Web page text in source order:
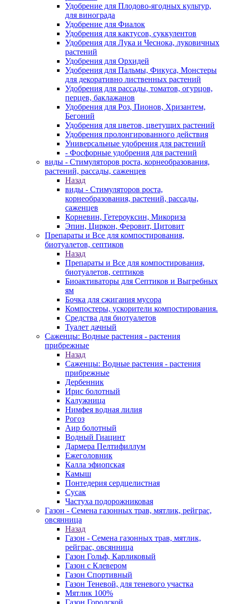
Удобрение для Плодово-ягодных культур,
для винограда
Удобрение для Фиалок
Удобрения для кактусов, суккулентов
Удобрения для Лука и Чеснока, луковичных
растений
Удобрения для Орхидей
Удобрения для Пальмы, Фикуса, Монстеры
для декоративно лиственных растений
Удобрения для рассады, томатов, огурцов,
перцев, баклажанов
Удобрения для Роз, Пионов, Хризантем,
Бегоний
Удобрения для цветов, цветущих растений
Удобрения пролонгированного действия
Универсальные удобрения для растений
- Фосфорные удобрения для растений
виды - Стимуляторов роста, корнеобразования,
растений, рассады, саженцев
Назад
виды - Стимуляторов роста,
корнеобразования, растений, рассады,
саженцев
Корневин, Гетероуксин, Микориза
Эпин, Циркон, Феровит, Цитовит
Препараты и Все для компостирования,
биотуалетов, септиков
Назад
Препараты и Все для компостирования,
биотуалетов, септиков
Биоактиваторы для Септиков и Выгребных
ям
Бочка для сжигания мусора
Компостеры, ускорители компостирования.
Средства для биотуалетов
Туалет дачный
Саженцы: Водные растения - растения
прибрежные
Назад
Саженцы: Водные растения - растения
прибрежные
Дербенник
Ирис болотный
Калужница
Нимфея водная лилия
Рогоз
Аир болотный
Водный Гиацинт
Дармера Пелтифиллум
Ежеголовник
Калла эфиопская
Камыш
Понтедерия сердцелистная
Сусак
Частуха подорожниковая
Газон - Семена газонных трав, мятлик, рейграс,
овсянница
Назад
Газон - Семена газонных трав, мятлик,
рейграс, овсянница
Газон Гольф, Карликовый
Газон с Клевером
Газон Спортивный
Газон Теневой, для теневого участка
Мятлик 100%
Газон Городской